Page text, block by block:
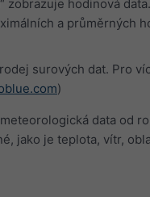
zobrazuje hodinová
a průměrných
surových dat. Pro
)
data od
jako je teplota, vítr,